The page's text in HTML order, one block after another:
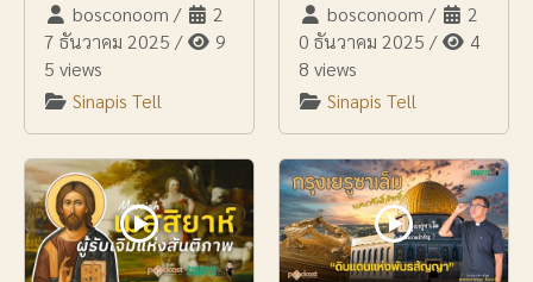
bosconoom /
2
7 ธันวาคม 2025 /
9
5 views
Sinapis Tell
bosconoom /
2
0 ธันวาคม 2025 /
4
8 views
Sinapis Tell